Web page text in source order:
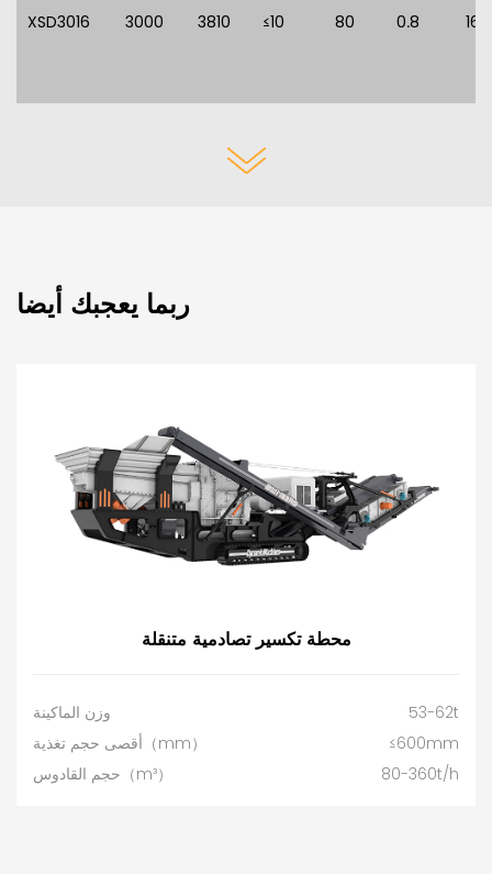
XSD3016 3000 3810 ≤10 80 0.8 16.3
ربما يعجبك أيضا
محطة تكسير تصادمية متنقلة
وزن الماكينة
53-62t
أقصى حجم تغذية（mm）
≤600mm
حجم القادوس（m³）
80-360t/h